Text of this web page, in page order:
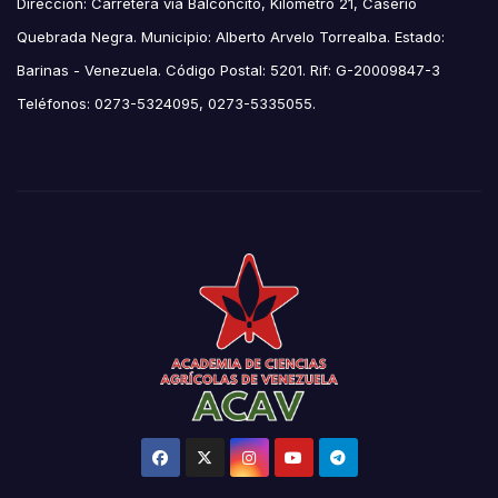
Quebrada Negra. Municipio: Alberto Arvelo Torrealba. Estado:
Barinas - Venezuela. Código Postal: 5201. Rif: G-20009847-3
Teléfonos: 0273-5324095, 0273-5335055.